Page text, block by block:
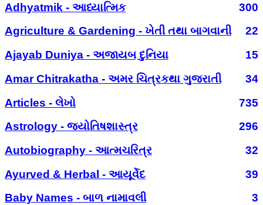
Adhyatmik - આધ્યાત્મિક
300
Agriculture & Gardening - ખેતી તથા બાગવાની
22
Ajayab Duniya - અજાયબ દુનિયા
15
Amar Chitrakatha - અમર ચિત્રકથા ગુજરાતી
34
Articles - લેખો
735
Astrology - જ્યોતિષશાસ્ત્ર
296
Autobiography - આત્મચરિત્ર
32
Ayurved & Herbal - આયૂર્વેદ
39
Baby Names - બાળ નામાવલી
3